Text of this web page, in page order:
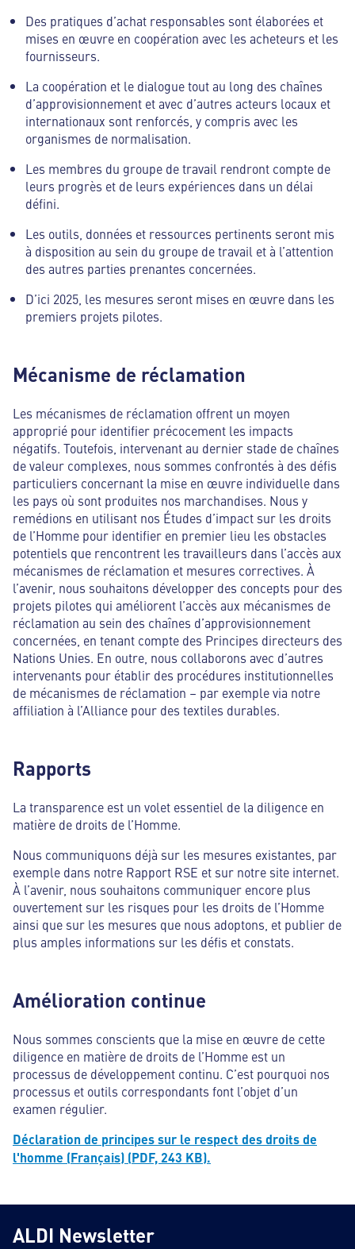
Des pratiques d’achat responsables sont élaborées et
mises en œuvre en coopération avec les acheteurs et les
fournisseurs.
La coopération et le dialogue tout au long des chaînes
d’approvisionnement et avec d’autres acteurs locaux et
internationaux sont renforcés, y compris avec les
organismes de normalisation.
Les membres du groupe de travail rendront compte de
leurs progrès et de leurs expériences dans un délai
défini.
Les outils, données et ressources pertinents seront mis
à disposition au sein du groupe de travail et à l’attention
des autres parties prenantes concernées.
D’ici 2025, les mesures seront mises en œuvre dans les
premiers projets pilotes.
Mécanisme de réclamation
Les mécanismes de réclamation offrent un moyen
approprié pour identifier précocement les impacts
négatifs. Toutefois, intervenant au dernier stade de chaînes
de valeur complexes, nous sommes confrontés à des défis
particuliers concernant la mise en œuvre individuelle dans
les pays où sont produites nos marchandises. Nous y
remédions en utilisant nos Études d’impact sur les droits
de l’Homme pour identifier en premier lieu les obstacles
potentiels que rencontrent les travailleurs dans l’accès aux
mécanismes de réclamation et mesures correctives. À
l’avenir, nous souhaitons développer des concepts pour des
projets pilotes qui améliorent l’accès aux mécanismes de
réclamation au sein des chaînes d’approvisionnement
concernées, en tenant compte des Principes directeurs des
Nations Unies. En outre, nous collaborons avec d’autres
intervenants pour établir des procédures institutionnelles
de mécanismes de réclamation – par exemple via notre
affiliation à l’Alliance pour des textiles durables.
Rapports
La transparence est un volet essentiel de la diligence en
matière de droits de l’Homme.
Nous communiquons déjà sur les mesures existantes, par
exemple dans notre Rapport RSE et sur notre site internet.
À l’avenir, nous souhaitons communiquer encore plus
ouvertement sur les risques pour les droits de l’Homme
ainsi que sur les mesures que nous adoptons, et publier de
plus amples informations sur les défis et constats.
Amélioration continue
Nous sommes conscients que la mise en œuvre de cette
diligence en matière de droits de l’Homme est un
processus de développement continu. C’est pourquoi nos
processus et outils correspondants font l’objet d’un
examen régulier.
Déclaration de principes sur le respect des droits de
l'homme (Français) (PDF, 243 KB).
ALDI Newsletter